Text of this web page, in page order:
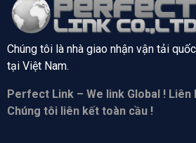
Chúng tôi là nhà giao nhận vận tải
tại Việt Nam.
Perfect Link – We link Global ! Liên
Chúng tôi liên kết toàn cầu !